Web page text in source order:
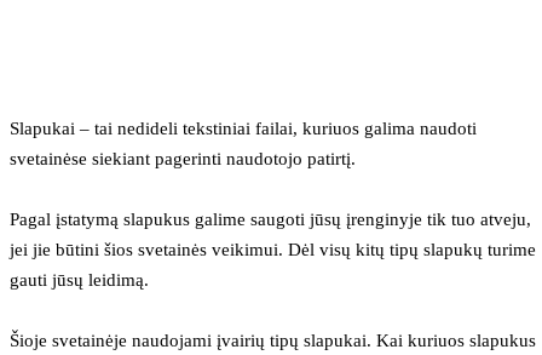
Slapukai – tai nedideli tekstiniai failai, kuriuos galima naudoti
svetainėse siekiant pagerinti naudotojo patirtį.
Pagal įstatymą slapukus galime saugoti jūsų įrenginyje tik tuo atveju,
jei jie būtini šios svetainės veikimui. Dėl visų kitų tipų slapukų turime
gauti jūsų leidimą.
Šioje svetainėje naudojami įvairių tipų slapukai. Kai kuriuos slapukus